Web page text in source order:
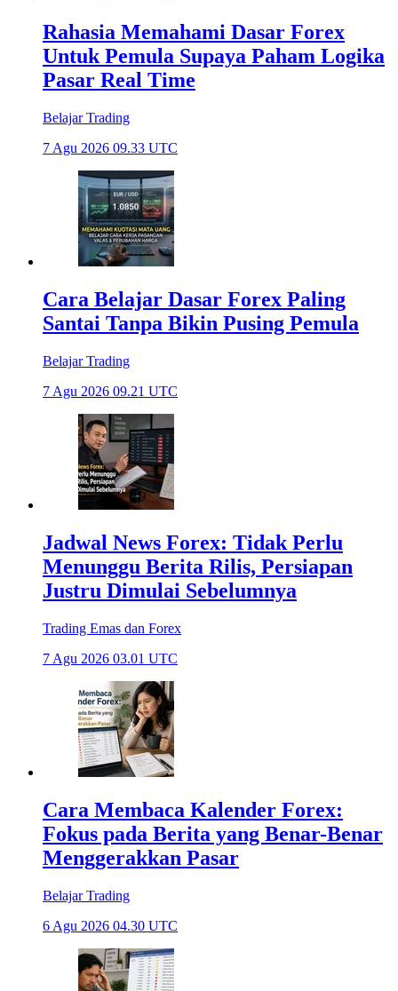
Rahasia Memahami Dasar Forex
Untuk Pemula Supaya Paham Logika
Pasar Real Time
Belajar Trading
7 Agu 2026 09.33 UTC
Cara Belajar Dasar Forex Paling
Santai Tanpa Bikin Pusing Pemula
Belajar Trading
7 Agu 2026 09.21 UTC
Jadwal News Forex: Tidak Perlu
Menunggu Berita Rilis, Persiapan
Justru Dimulai Sebelumnya
Trading Emas dan Forex
7 Agu 2026 03.01 UTC
Cara Membaca Kalender Forex:
Fokus pada Berita yang Benar-Benar
Menggerakkan Pasar
Belajar Trading
6 Agu 2026 04.30 UTC